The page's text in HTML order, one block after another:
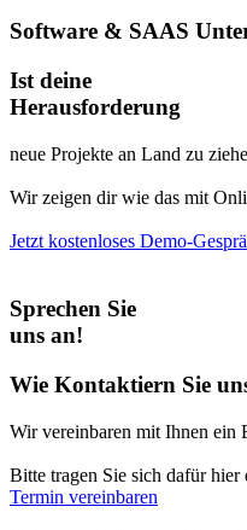
Software & SAAS
Ist deine
Herausforderung
neue Projekte an Land zu
Wir zeigen dir wie das mit
Jetzt kostenloses Demo-
Sprechen Sie
uns an!
Wie Kontaktiern Sie
Wir vereinbaren mit Ihnen ein
Bitte tragen Sie sich dafür hier
Termin vereinbaren